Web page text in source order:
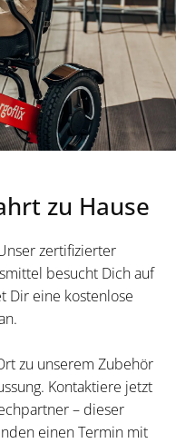
zu Hause
zertifizierter
besucht Dich auf
Dir eine kostenlose
zu unserem Zubehör
Kontaktiere jetzt
– dieser
einen Termin mit